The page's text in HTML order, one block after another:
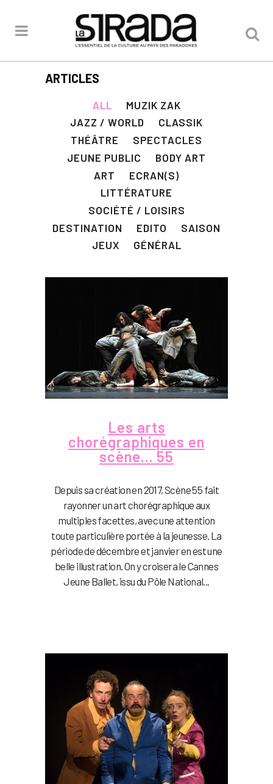
ARTICLES
ALL
MUZIK ZAK
JAZZ / WORLD
CLASSIK
THÉÂTRE
SPECTACLES
JEUNE PUBLIC
BODY ART
ART
ECRAN(S)
LITTÉRATURE
SOCIÉTÉ / LOISIRS
DESTINATION
EDITO
SAISON
JEUX
GÉNÉRAL
Les arts
chorégraphiques en
scène… 55
Depuis sa création en 2017, Scène 55 fait
rayonner un art chorégraphique aux
multiples facettes, avec une attention
toute particulière portée à la jeunesse. La
période de décembre et janvier en est une
belle illustration. On y croisera le Cannes
Jeune Ballet, issu du Pôle National...